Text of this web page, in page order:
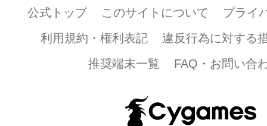
公式トップ このサイトについて
プライ
利用規約・権利表記
違反行為に対する
推奨端末一覧
FAQ・お問い合